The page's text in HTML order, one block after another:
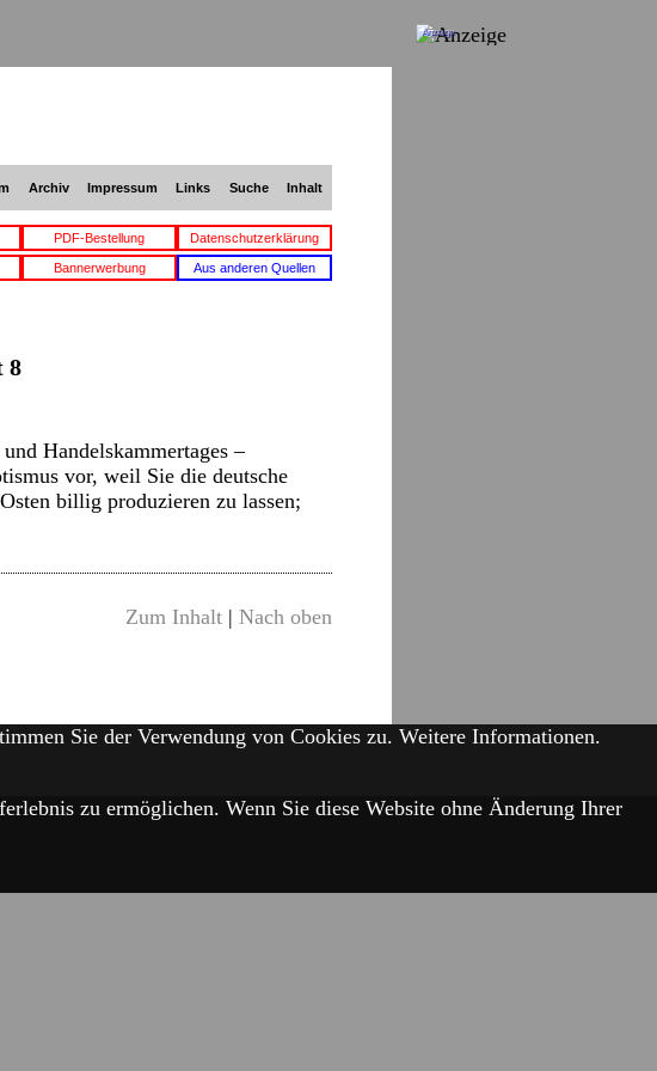
Archiv Impressum Links Suche Inhalt
PDF-Bestellung Datenschutzerklärung
Bannerwerbung Aus anderen Quellen
8
Handelskammertages –
vor, weil Sie die deutsche
billig produzieren zu lassen;
Zum Inhalt | Nach oben
Anzeige
Sie der Verwendung von Cookies zu. Weitere Informationen.
zu ermöglichen. Wenn Sie diese Website ohne Änderung Ihrer